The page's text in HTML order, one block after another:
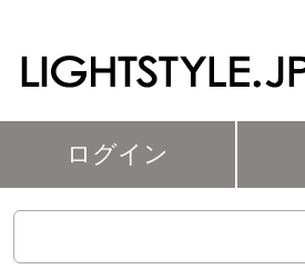
ログイン